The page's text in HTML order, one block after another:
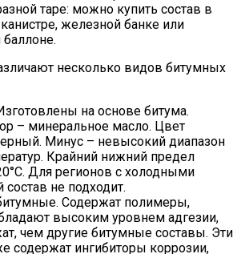
таре: можно купить состав в
железной банке или
несколько видов битумных
на основе битума.
– минеральное масло. Цвет
Минус – невысокий диапазон
Крайний нижний предел
Для регионов с холодными
не подходит.
Содержат полимеры,
высоким уровнем адгезии,
чем другие битумные составы. Эти
содержат ингибиторы коррозии,